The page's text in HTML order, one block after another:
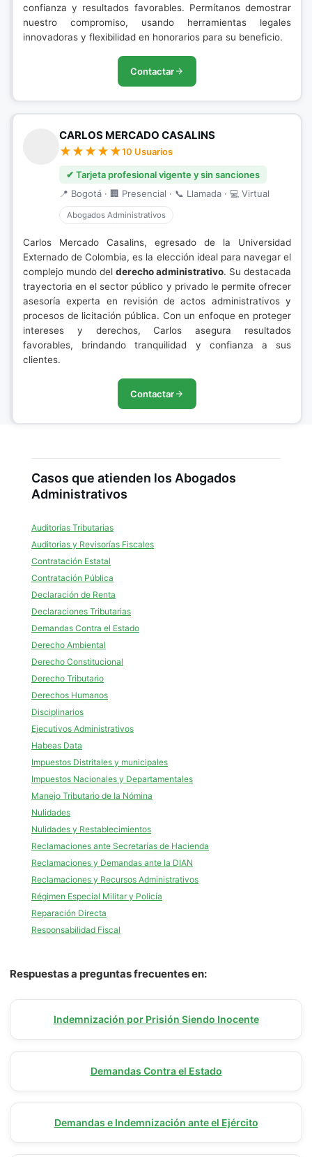
confianza y resultados favorables. Permítanos demostrar
nuestro compromiso, usando herramientas legales
innovadoras y flexibilidad en honorarios para su beneficio.
Contactar
CARLOS MERCADO CASALINS
10 Usuarios
✔ Tarjeta profesional vigente y sin sanciones
📍 Bogotá · 🏢 Presencial · 📞 Llamada · 💻 Virtual
Abogados Administrativos
Carlos Mercado Casalins, egresado de la Universidad
Externado de Colombia, es la elección ideal para navegar el
complejo mundo del derecho administrativo. Su destacada
trayectoria en el sector público y privado le permite ofrecer
asesoría experta en revisión de actos administrativos y
procesos de licitación pública. Con un enfoque en proteger
intereses y derechos, Carlos asegura resultados
favorables, brindando tranquilidad y confianza a sus
clientes.
Contactar
Casos que atienden los Abogados
Administrativos
Auditorías Tributarias
Auditorias y Revisorías Fiscales
Contratación Estatal
Contratación Pública
Declaración de Renta
Declaraciones Tributarias
Demandas Contra el Estado
Derecho Ambiental
Derecho Constitucional
Derecho Tributario
Derechos Humanos
Disciplinarios
Ejecutivos Administrativos
Habeas Data
Impuestos Distritales y municipales
Impuestos Nacionales y Departamentales
Manejo Tributario de la Nómina
Nulidades
Nulidades y Restablecimientos
Reclamaciones ante Secretarías de Hacienda
Reclamaciones y Demandas ante la DIAN
Reclamaciones y Recursos Administrativos
Régimen Especial Militar y Policía
Reparación Directa
Responsabilidad Fiscal
Respuestas a preguntas frecuentes en:
Indemnización por Prisión Siendo Inocente
Demandas Contra el Estado
Demandas e Indemnización ante el Ejército